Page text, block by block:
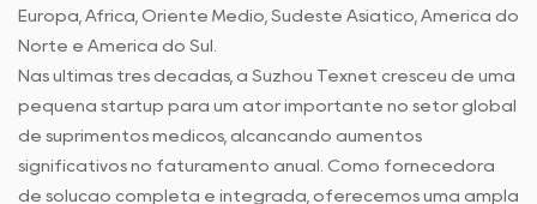
Europa, África, Oriente Médio, Sudeste Asiático, América do
Norte e América do Sul.
Nas últimas três décadas, a Suzhou Texnet cresceu de uma
pequena startup para um ator importante no setor global
de suprimentos médicos, alcançando aumentos
significativos no faturamento anual. Como fornecedora
de solução completa e integrada, oferecemos uma ampla